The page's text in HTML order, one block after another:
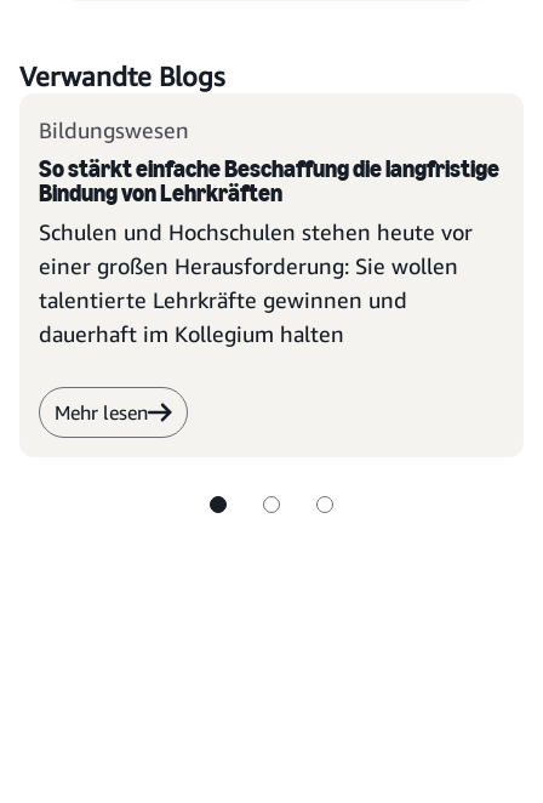
Verwandte Blogs
Bildungswesen
So stärkt einfache Beschaffung die langfristige
Bindung von Lehrkräften
Schulen und Hochschulen stehen heute vor
einer großen Herausforderung: Sie wollen
talentierte Lehrkräfte gewinnen und
dauerhaft im Kollegium halten
Mehr lesen